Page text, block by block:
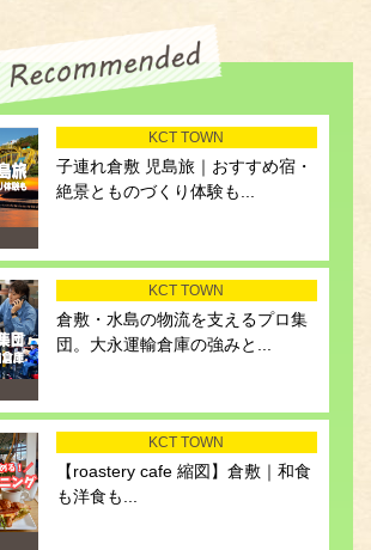
KCT TOWN
子連れ倉敷 児島旅｜おすすめ宿・
絶景とものづくり体験も...
KCT TOWN
倉敷・水島の物流を支えるプロ集
団。大永運輸倉庫の強みと...
KCT TOWN
【roastery cafe 縮図】倉敷｜和食
も洋食も...